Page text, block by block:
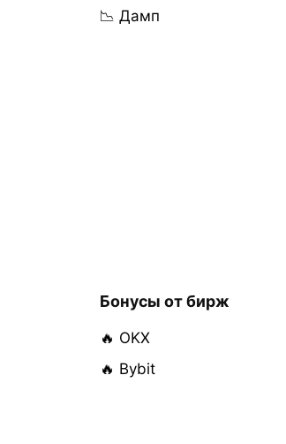
📉 Дамп
Бонусы от бирж
🔥 OKX
🔥 Bybit